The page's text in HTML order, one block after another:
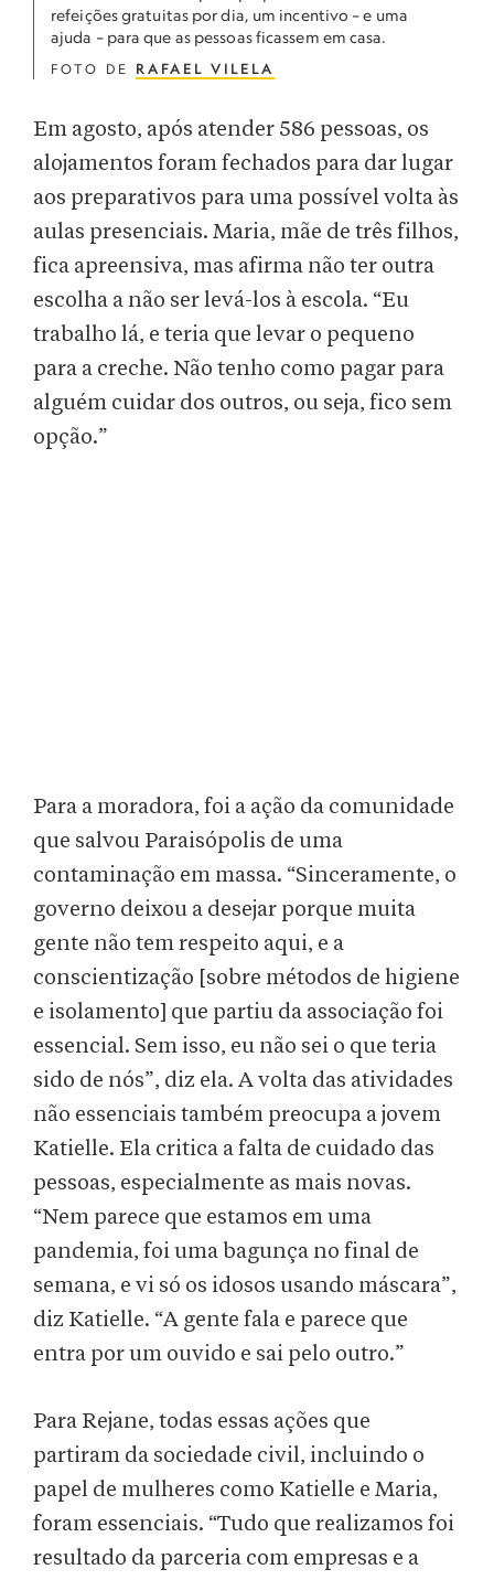
refeições gratuitas por dia, um incentivo – e uma
ajuda – para que as pessoas ficassem em casa.
FOTO DE RAFAEL VILELA
Em agosto, após atender 586 pessoas, os
alojamentos foram fechados para dar lugar
aos preparativos para uma possível volta às
aulas presenciais. Maria, mãe de três filhos,
fica apreensiva, mas afirma não ter outra
escolha a não ser levá-los à escola. “Eu
trabalho lá, e teria que levar o pequeno
para a creche. Não tenho como pagar para
alguém cuidar dos outros, ou seja, fico sem
opção.”
Para a moradora, foi a ação da comunidade
que salvou Paraisópolis de uma
contaminação em massa. “Sinceramente, o
governo deixou a desejar porque muita
gente não tem respeito aqui, e a
conscientização [sobre métodos de higiene
e isolamento] que partiu da associação foi
essencial. Sem isso, eu não sei o que teria
sido de nós”, diz ela. A volta das atividades
não essenciais também preocupa a jovem
Katielle. Ela critica a falta de cuidado das
pessoas, especialmente as mais novas.
“Nem parece que estamos em uma
pandemia, foi uma bagunça no final de
semana, e vi só os idosos usando máscara”,
diz Katielle. “A gente fala e parece que
entra por um ouvido e sai pelo outro.”
Para Rejane, todas essas ações que
partiram da sociedade civil, incluindo o
papel de mulheres como Katielle e Maria,
foram essenciais. “Tudo que realizamos foi
resultado da parceria com empresas e a